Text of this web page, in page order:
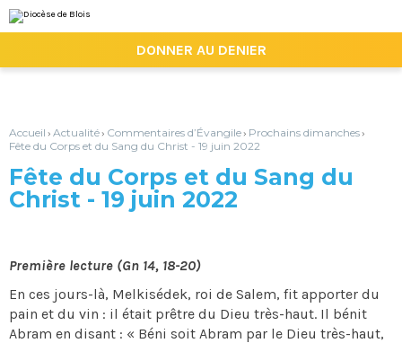
au
contenu.
la
personnels
DONNER AU DENIER
Accueil › Actualité› Commentaires d’Évangile› Prochains dimanches›
Fête du Corps et du Sang du Christ - 19 juin 2022
Fête du Corps et du Sang du
Christ - 19 juin 2022
Première lecture (Gn 14, 18-20)
En ces jours-là, Melkisédek, roi de Salem, fit apporter du
pain et du vin : il était prêtre du Dieu très-haut. Il bénit
Abram en disant : « Béni soit Abram par le Dieu très-haut,